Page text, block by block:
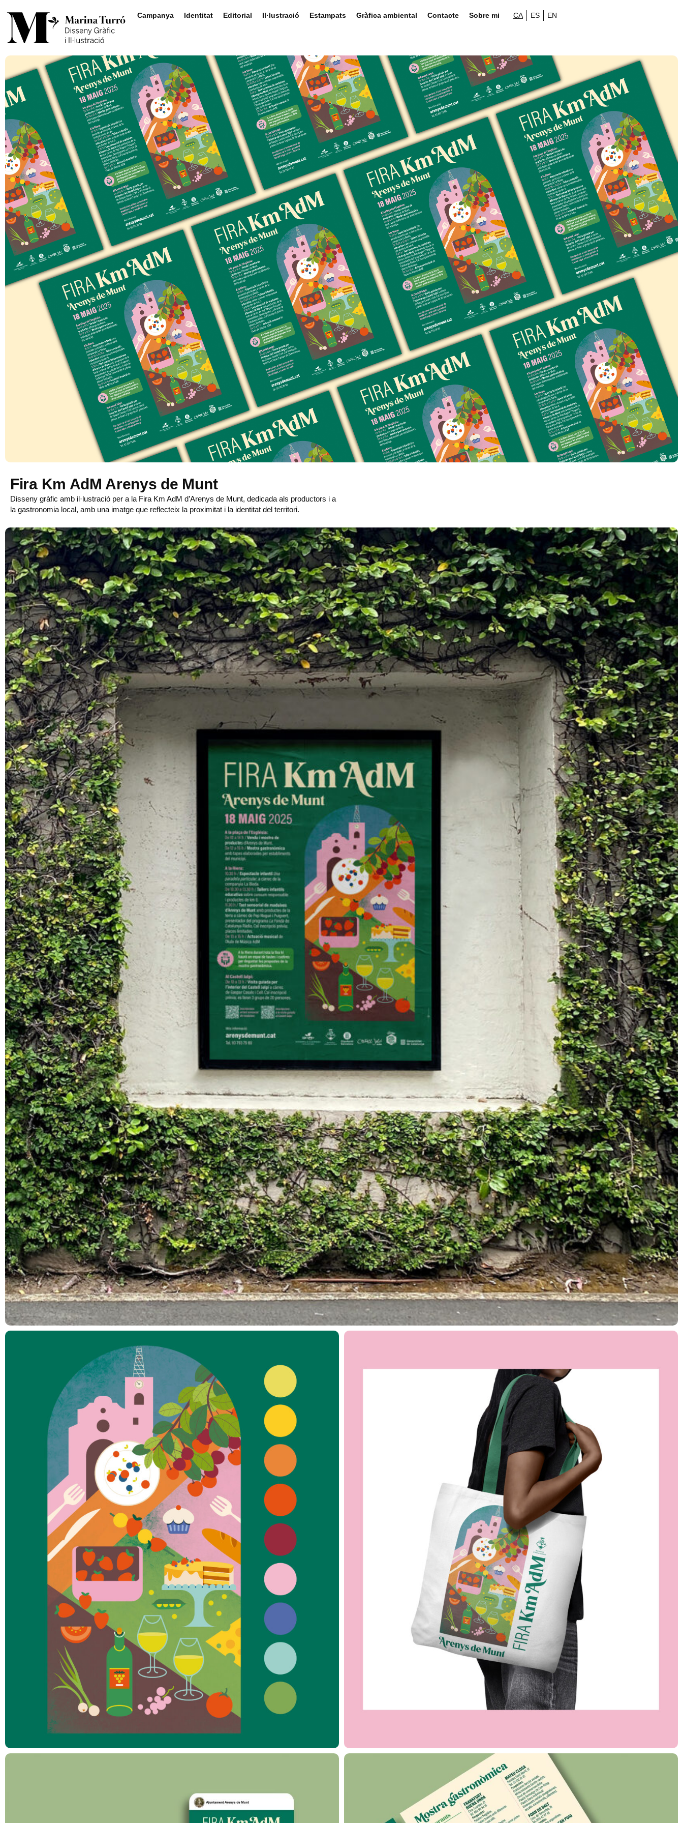
Campanya Identitat Editorial Il·lustració Estampats Gràfica ambiental Contacte Sobre mi CA ES EN
Fira Km AdM Arenys de Munt
Disseny gràfic amb il·lustració per a la Fira Km AdM d’Arenys de Munt, dedicada als productors i a
la gastronomia local, amb una imatge que reflecteix la proximitat i la identitat del territori.